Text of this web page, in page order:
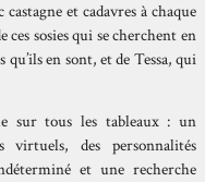
et cadavres à chaque
ces sosies qui se cherchent en
en sont, et de Tessa, qui
sur tous les tableaux : un
virtuels, des personnalités
et une recherche